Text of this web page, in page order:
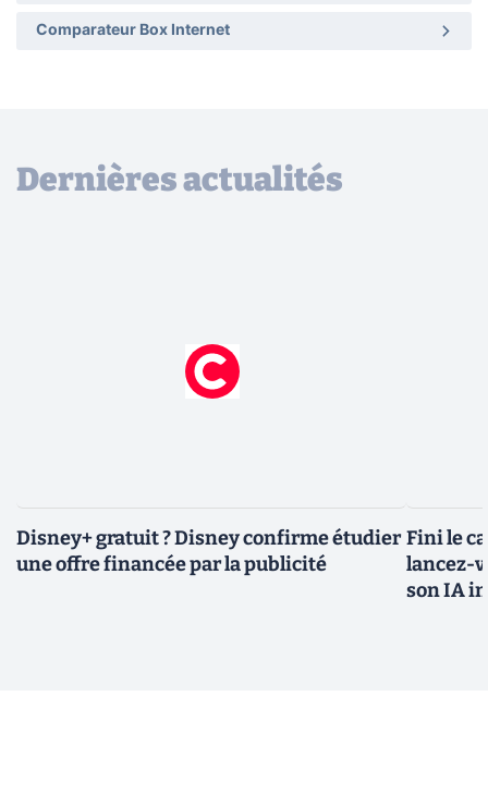
Comparateur Box Internet
Dernières actualités
Disney+ gratuit ? Disney confirme étudier
une offre financée par la publicité
Fini le
lancez-
son IA